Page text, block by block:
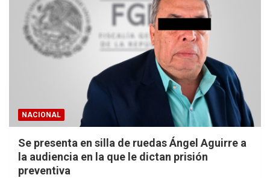
NACIONAL
Se presenta en silla de ruedas Ángel Aguirre a
la audiencia en la que le dictan prisión
preventiva